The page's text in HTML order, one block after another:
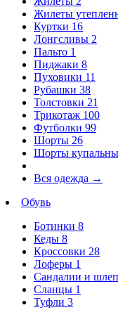
Жилеты
Куртки 16
Лонгсливы 2
Пальто 1
Пиджаки 8
Пуховики 11
Рубашки 38
Толстовки 21
Трикотаж 100
Футболки 99
Шорты 26
Шорты
Вся одежда →
Обувь
Ботинки 8
Кеды 8
Кроссовки 28
Лоферы 1
Сандалии и
Сланцы 1
Туфли 3